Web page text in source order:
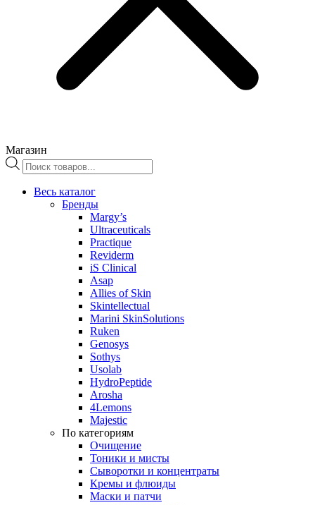
Магазин
Поиск
товаров
Весь каталог
Бренды
Margy’s
Ultraceuticals
Practique
Reviderm
iS Clinical
Asap
Allies of Skin
Skintellectual
Marini SkinSolutions
Ruken
Genosys
Sothys
Usolab
HydroPeptide
Arosha
4Lemons
Majestic
По категориям
Очищение
Тоники и мисты
Сыворотки и концентраты
Кремы и флюиды
Маски и патчи